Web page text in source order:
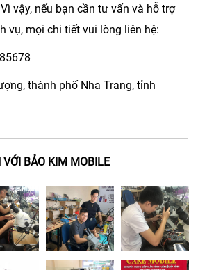
vậy, nếu bạn cần tư vấn và hỗ trợ
vụ, mọi chi tiết vui lòng liên hệ:
thành phố Nha Trang, tỉnh
BẢO KIM MOBILE